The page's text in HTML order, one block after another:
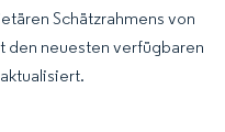
Schätzrahmens von
den neuesten verfügbaren